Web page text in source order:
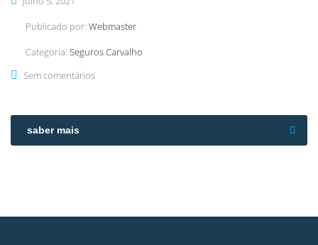
Publicado por: Webmaster
Categoria: Seguros Carvalho
Sem comentários
saber mais